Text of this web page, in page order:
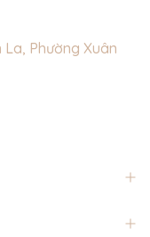
La, Phường Xuân